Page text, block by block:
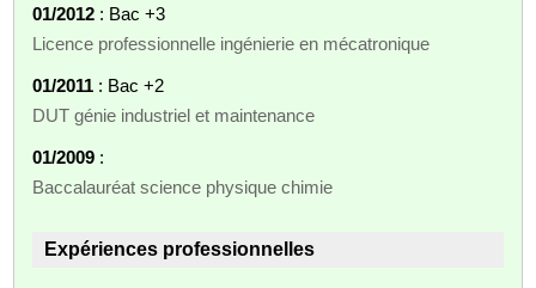
01/2012 : Bac +3
Licence professionnelle ingénierie en mécatronique
01/2011 : Bac +2
DUT génie industriel et maintenance
01/2009 :
Baccalauréat science physique chimie
Expériences professionnelles